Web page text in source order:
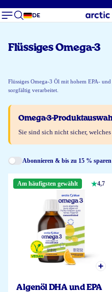
DE
Flüssiges Omega-3
Flüssiges Omega-3 Öl mit hohem EPA-
sorgfältig verarbeitet.
Omega-3-
Sie sind sich nicht sicher,
Abonnieren & bis zu 15 % sparen
Am häufigsten gewählt 4,7
Algenöl DHA und EPA